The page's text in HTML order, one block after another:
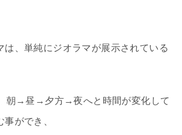
は、単純にジオラマが展示されている
朝→昼→夕方→夜へと時間が変化して
ができ、